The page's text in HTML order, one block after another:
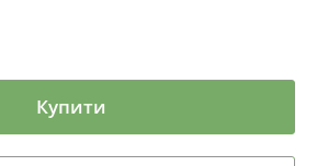
Купити